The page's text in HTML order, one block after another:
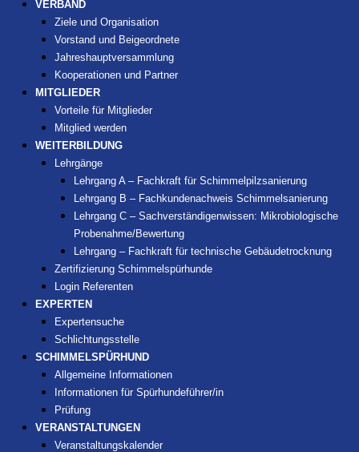
VERBAND
Ziele und Organisation
Vorstand und Beigeordnete
Jahreshauptversammlung
Kooperationen und Partner
MITGLIEDER
Vorteile für Mitglieder
Mitglied werden
WEITERBILDUNG
Lehrgänge
Lehrgang A – Fachkraft für Schimmelpilzsanierung
Lehrgang B – Fachkundenachweis Schimmelsanierung
Lehrgang C – Sachverständigenwissen: Mikrobiologische
Probenahme/Bewertung
Lehrgang – Fachkraft für technische Gebäudetrocknung
Zertifizierung Schimmelspürhunde
Login Referenten
EXPERTEN
Expertensuche
Schlichtungsstelle
SCHIMMELSPÜRHUND
Allgemeine Informationen
Informationen für Spürhundeführer/in
Prüfung
VERANSTALTUNGEN
Veranstaltungskalender